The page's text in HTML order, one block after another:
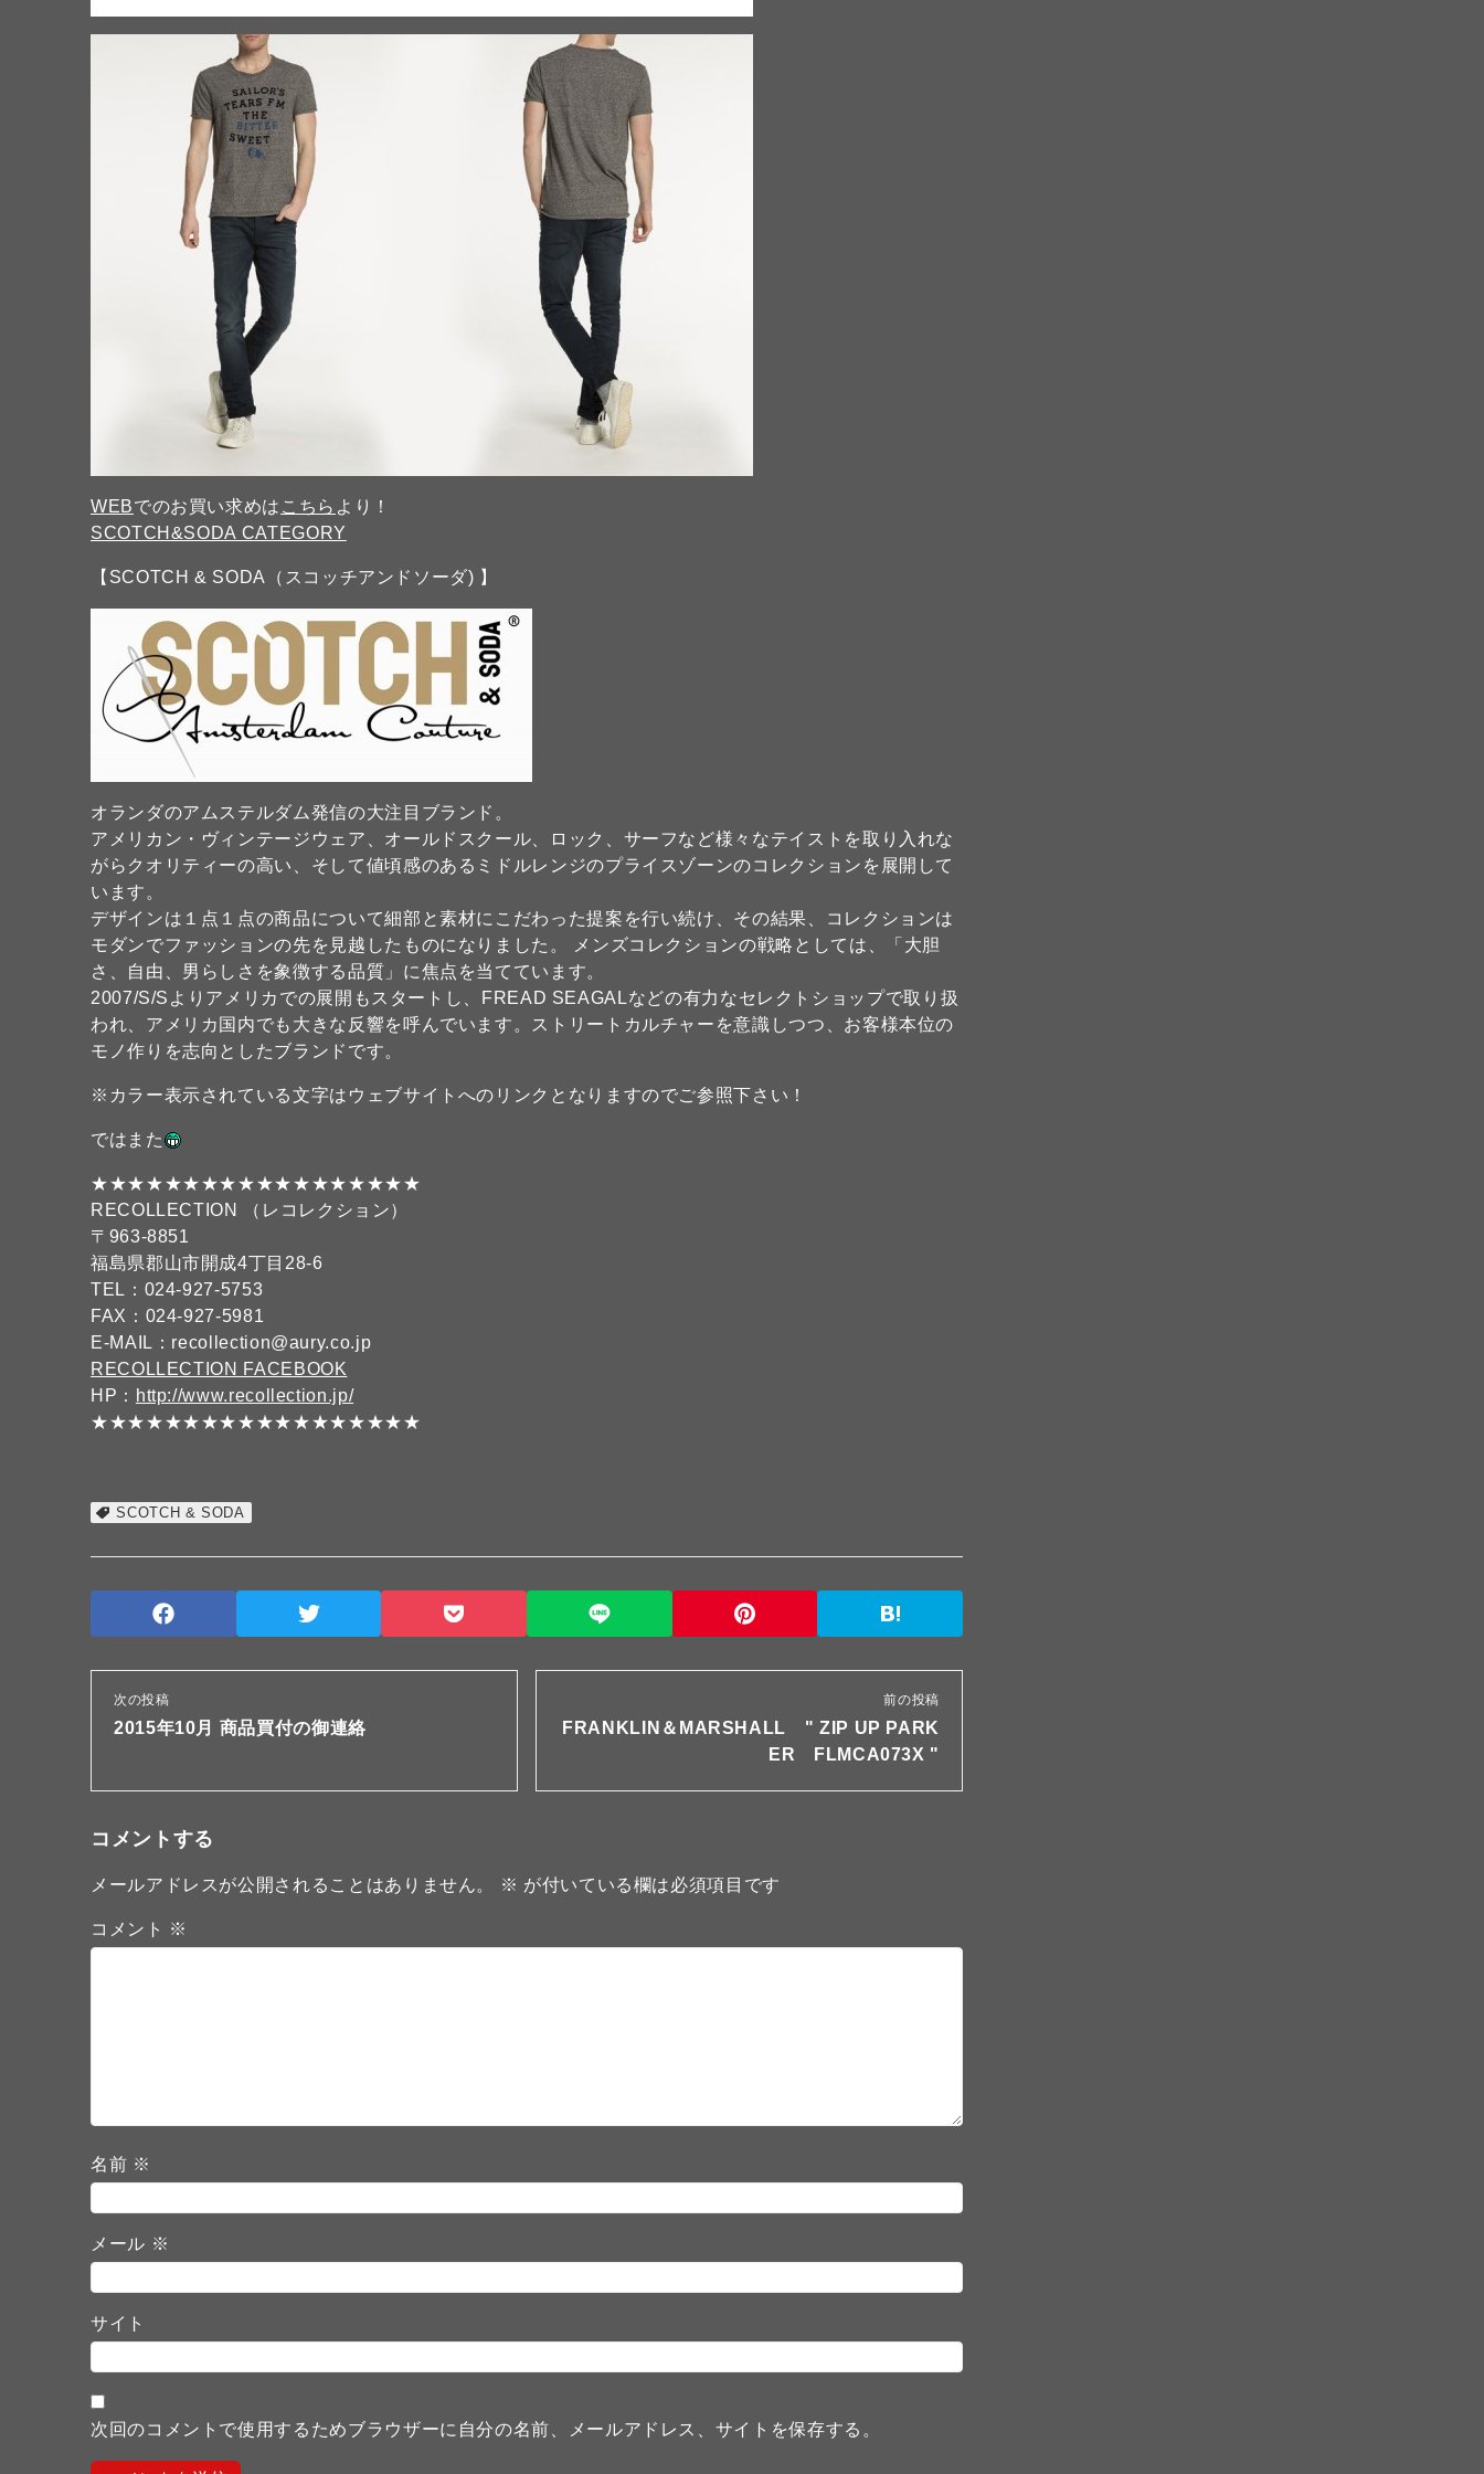
WEBでのお買い求めは こちら より！
SCOTCH&SODA CATEGORY
【SCOTCH & SODA（スコッチアンドソーダ) 】
オランダのアムステルダム発信の大注目ブランド。
アメリカン・ヴィンテージウェア、オールドスクール、ロック、サーフなど様々なテイストを取り入れな
がらクオリティーの高い、そして値頃感のあるミドルレンジのプライスゾーンのコレクションを展開して
います。
デザインは１点１点の商品について細部と素材にこだわった提案を行い続け、その結果、コレクションは
モダンでファッションの先を見越したものになりました。 メンズコレクションの戦略としては、「大胆
さ、自由、男らしさを象徴する品質」に焦点を当てています。
2007/S/Sよりアメリカでの展開もスタートし、FREAD SEAGALなどの有力なセレクトショップで取り扱
われ、アメリカ国内でも大きな反響を呼んでいます。ストリートカルチャーを意識しつつ、お客様本位の
モノ作りを志向としたブランドです。
※カラー表示されている文字はウェブサイトへのリンクとなりますのでご参照下さい！
ではまた
★★★★★★★★★★★★★★★★★★
RECOLLECTION （レコレクション）
〒963-8851
福島県郡山市開成4丁目28-6
TEL：024-927-5753
FAX：024-927-5981
E-MAIL：recollection@aury.co.jp
RECOLLECTION FACEBOOK
HP： http://www.recollection.jp/
★★★★★★★★★★★★★★★★★★
SCOTCH & SODA
次の投稿
2015年10月 商品買付の御連絡
前の投稿
FRANKLIN＆MARSHALL " ZIP UP PARK
ER FLMCA073X "
コメントする
メールアドレスが公開されることはありません。 ※ が付いている欄は必須項目です
コメント ※
名前 ※
メール ※
サイト
次回のコメントで使用するためブラウザーに自分の名前、メールアドレス、サイトを保存する。